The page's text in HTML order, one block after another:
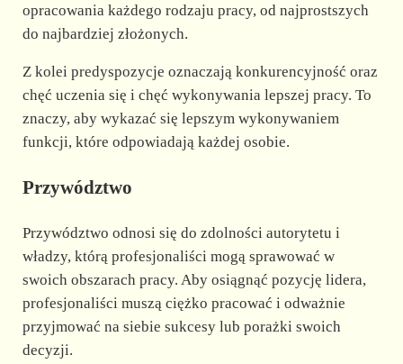
opracowania każdego rodzaju pracy, od najprostszych
do najbardziej złożonych.
Z kolei predyspozycje oznaczają konkurencyjność oraz
chęć uczenia się i chęć wykonywania lepszej pracy. To
znaczy, aby wykazać się lepszym wykonywaniem
funkcji, które odpowiadają każdej osobie.
Przywództwo
Przywództwo odnosi się do zdolności autorytetu i
władzy, którą profesjonaliści mogą sprawować w
swoich obszarach pracy. Aby osiągnąć pozycję lidera,
profesjonaliści muszą ciężko pracować i odważnie
przyjmować na siebie sukcesy lub porażki swoich
decyzji.